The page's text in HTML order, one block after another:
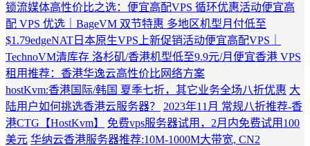
锁流媒体高性价比之选：便宜高配VPS 循环优惠活动便宜高
配 VPS 优选｜BageVM 双节特惠 多地区机型月付低至
$1.79edgeNAT日本原生VPS上新促销活动便宜高配VPS｜
TechnoVM清库存 洛杉矶/香港机型低至9.9元/月 便宜香港 VPS
租用推荐：香港华逸云高性价比网络方案
hostKvm:香港国际/韩国 夏季七折，其它业务全场八折优惠 大
陆用户如何挑选香港云服务器？
2023年11月 常规八折推荐-香
港CTG【HostKvm】
免费vps服务器试用，2月内免费试用100
美元 华纳云香港服务器推荐:10M-1000M大带宽, CN2